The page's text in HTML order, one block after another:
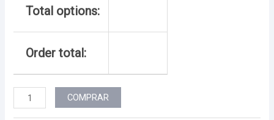
Total options:
Order total:
Hombre
-
COMPRAR